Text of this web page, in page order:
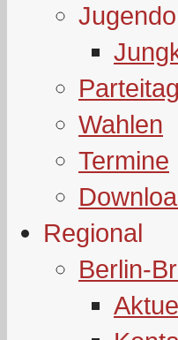
Wahlen
Termine
Regional
Berlin-